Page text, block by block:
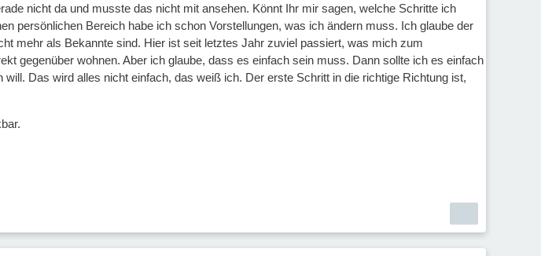
nicht da und musste das nicht mit ansehen. Könnt Ihr mir sagen, welche Schritte ich
persönlichen Bereich habe ich schon Vorstellungen, was ich ändern muss. Ich glaube der
mehr als Bekannte sind. Hier ist seit letztes Jahr zuviel passiert, was mich zum
gegenüber wohnen. Aber ich glaube, dass es einfach sein muss. Dann sollte ich es einfach
Das wird alles nicht einfach, das weiß ich. Der erste Schritt in die richtige Richtung ist,